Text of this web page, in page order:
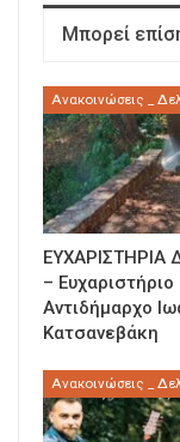
Μπορεί
Ανακοινώσεις _
ΕΥΧΑΡΙΣΤΗΡΙΑ
– Ευχαριστήριο
Αντιδήμαρχο
Κατσανεβάκη
Ανακοινώσεις _